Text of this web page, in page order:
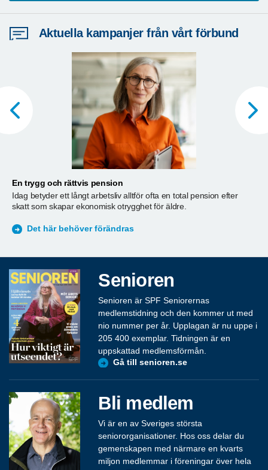
Aktuella kampanjer från vårt förbund
En trygg och rättvis pension
Idag betyder ett långt arbetsliv alltför ofta en total pension efter
skatt som skapar ekonomisk otrygghet för äldre.
Det här behöver förändras
Senioren
Senioren är SPF Seniorernas
medlemstidning och den kommer ut med
nio nummer per år. Upplagan är nu uppe i
205 400 exemplar. Tidningen är en
uppskattad medlemsförmån.
Gå till senioren.se
Bli medlem
Vi är en av Sveriges största
seniororganisationer. Hos oss delar du
gemenskapen med närmare en kvarts
miljon medlemmar i föreningar över hela